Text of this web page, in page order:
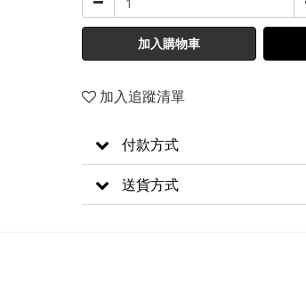
加入購物車
加入追蹤清單
付款方式
送貨方式